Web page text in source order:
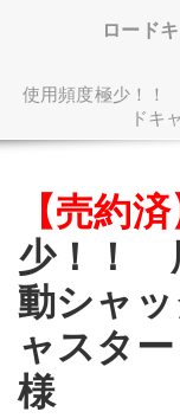
ロード
使用頻度極少！
ドキ
【売約済
少！！
動シャ
ャスタ
様